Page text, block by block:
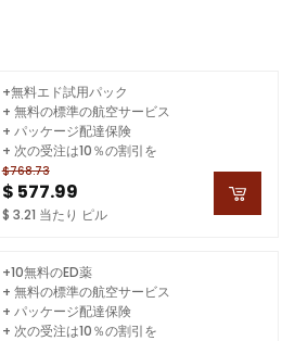
$768.73
$ 577.99
$ 3.21 当たり ピル
+無料エド試用パック
+ 無料の標準の航空サービス
+ パッケージ配達保険
+ 次の受注は10％の割引を
+10無料のED薬
+ 無料の標準の航空サービス
+ パッケージ配達保険
+ 次の受注は10％の割引を